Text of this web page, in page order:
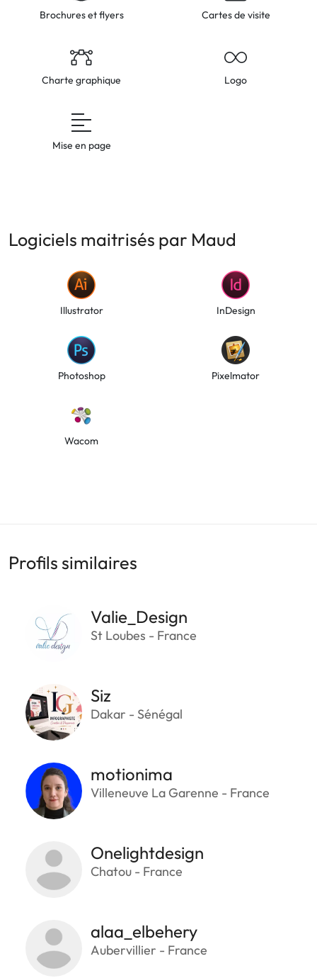
Brochures et flyers Cartes de visite
Charte graphique Logo
Mise en page
Logiciels maitrisés par Maud
Illustrator InDesign
Photoshop Pixelmator
Wacom
Profils similaires
Valie_Design
St Loubes - France
Siz
Dakar - Sénégal
motionima
Villeneuve La Garenne - France
Onelightdesign
Chatou - France
alaa_elbehery
Aubervillier - France